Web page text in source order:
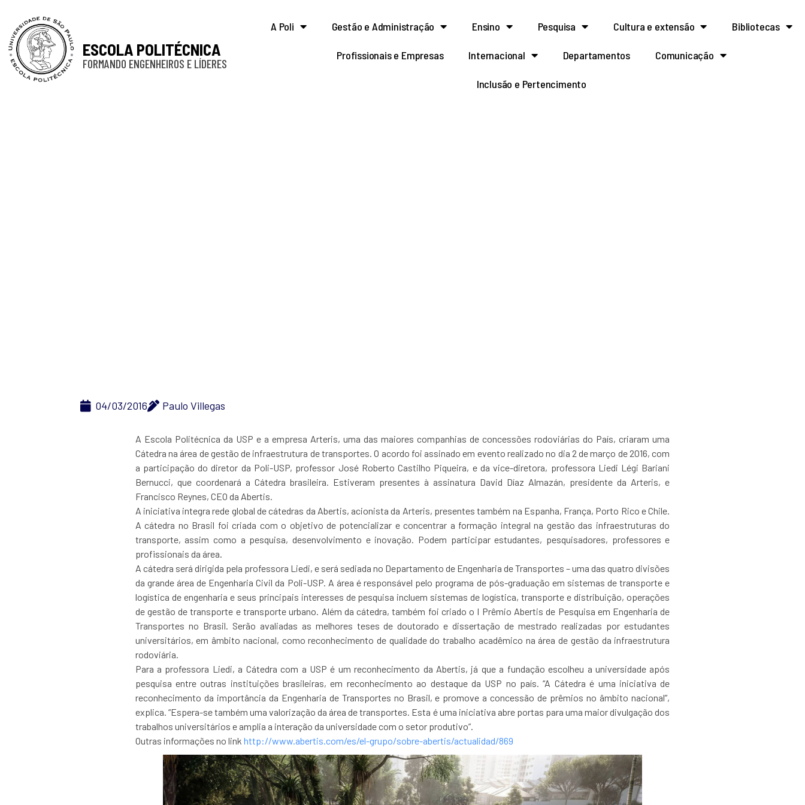
ESCOLA POLITÉCNICA
FORMANDO ENGENHEIROS E LÍDERES
A Poli Gestão e Administração Ensino Pesquisa Cultura e extensão Bibliotecas
Profissionais e Empresas Internacional Departamentos Comunicação
Inclusão e Pertencimento
04/03/2016 Paulo Villegas
A Escola Politécnica da USP e a empresa Arteris, uma das maiores companhias de concessões rodoviárias do País, criaram uma
Cátedra na área de gestão de infraestrutura de transportes. O acordo foi assinado em evento realizado no dia 2 de março de 2016, com
a participação do diretor da Poli-USP, professor José Roberto Castilho Piqueira, e da vice-diretora, professora Liedi Légi Bariani
Bernucci, que coordenará a Cátedra brasileira. Estiveram presentes à assinatura David Díaz Almazán, presidente da Arteris, e
Francisco Reynes, CEO da Abertis.
A iniciativa integra rede global de cátedras da Abertis, acionista da Arteris, presentes também na Espanha, França, Porto Rico e Chile.
A cátedra no Brasil foi criada com o objetivo de potencializar e concentrar a formação integral na gestão das infraestruturas do
transporte, assim como a pesquisa, desenvolvimento e inovação. Podem participar estudantes, pesquisadores, professores e
profissionais da área.
A cátedra será dirigida pela professora Liedi, e será sediada no Departamento de Engenharia de Transportes – uma das quatro divisões
da grande área de Engenharia Civil da Poli-USP. A área é responsável pelo programa de pós-graduação em sistemas de transporte e
logística de engenharia e seus principais interesses de pesquisa incluem sistemas de logística, transporte e distribuição, operações
de gestão de transporte e transporte urbano. Além da cátedra, também foi criado o I Prêmio Abertis de Pesquisa em Engenharia de
Transportes no Brasil. Serão avaliadas as melhores teses de doutorado e dissertação de mestrado realizadas por estudantes
universitários, em âmbito nacional, como reconhecimento de qualidade do trabalho acadêmico na área de gestão da infraestrutura
rodoviária.
Para a professora Liedi, a Cátedra com a USP é um reconhecimento da Abertis, já que a fundação escolheu a universidade após
pesquisa entre outras instituições brasileiras, em reconhecimento ao destaque da USP no país. “A Cátedra é uma iniciativa de
reconhecimento da importância da Engenharia de Transportes no Brasil, e promove a concessão de prêmios no âmbito nacional”,
explica. “Espera-se também uma valorização da área de transportes. Esta é uma iniciativa abre portas para uma maior divulgação dos
trabalhos universitários e amplia a interação da universidade com o setor produtivo”.
Outras informações no link http://www.abertis.com/es/el-grupo/sobre-abertis/actualidad/869